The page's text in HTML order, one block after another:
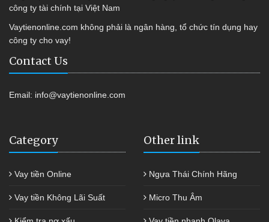
công ty tài chính tại Việt Nam
Vaytienonline.com không phải là ngân hàng, tổ chức tín dụng hay
công ty cho vay!
Contact Us
Email: info@vaytienonline.com
Category
Vay tiền Online
Vay tiền Không Lãi Suất
Other link
Ngựa Thái Chính Hãng
Micro Thu Âm